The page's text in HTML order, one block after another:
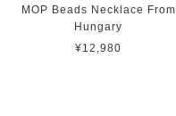
MOP Beads Necklace From
Hungary
¥12,980